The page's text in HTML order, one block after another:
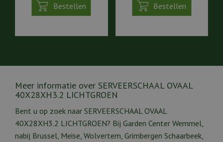
Bestellen Bestellen
Meer informatie over SERVEERSCHAAL OVAAL
40X28XH3.2 LICHTGROEN
Bent u op zoek naar SERVEERSCHAAL OVAAL
40X28XH3.2 LICHTGROEN? Bij Garden Center Wemmel,
nabij Brussel, Meise, Wolvertem, Grimbergen Schaarbeek,